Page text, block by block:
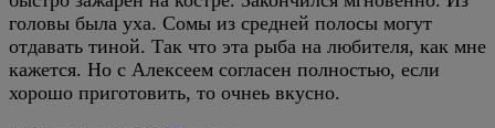
головы была уха. Сомы из средней полосы могут
отдавать тиной. Так что эта рыба на любителя, как мне
кажется. Но с Алексеем согласен полностью, если
хорошо приготовить, то очнеь вкусно.